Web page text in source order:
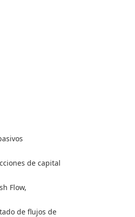
de capital
Flow,
de flujos de